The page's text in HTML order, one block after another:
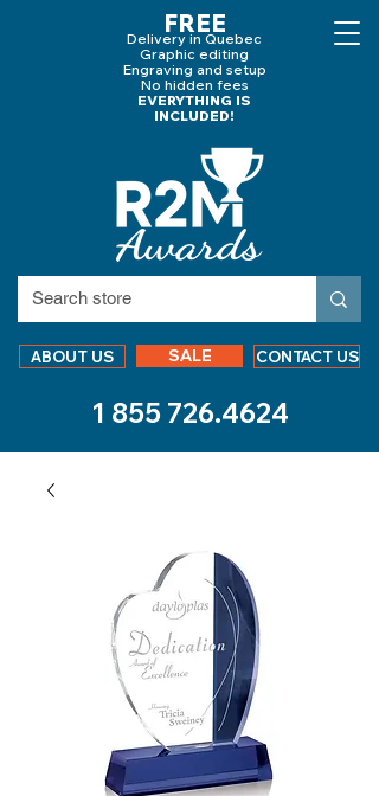
FREE
Delivery in Quebec
Graphic editing
Engraving and setup
No hidden fees
EVERYTHING IS
INCLUDED!
ABOUT US SALE CONTACT US
1 855 726.4624